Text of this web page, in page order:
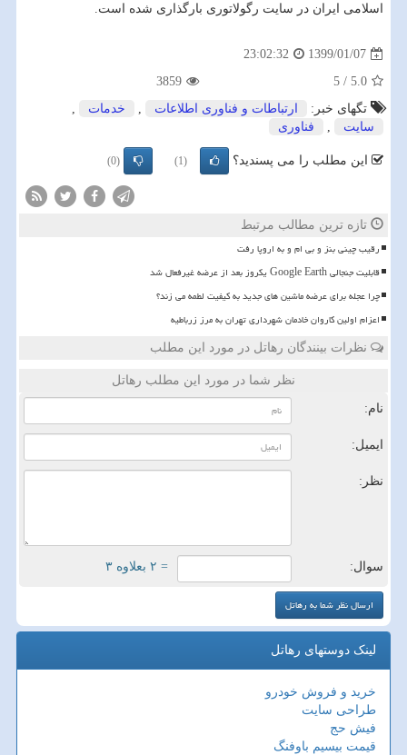
اسلامی ایران در سایت رگولاتوری بارگذاری شده است.
1399/01/07
23:02:32
5.0
/
5
3859
تگهای خبر:
ارتباطات و فناوری اطلاعات , خدمات
,
سایت
, فناوری
این مطلب را می پسندید؟ (1)
(0)
تازه ترین مطالب مرتبط
رقیب چینی بنز و بی ام و به اروپا رفت
قابلیت جنجالی Google Earth یکروز بعد از عرضه غیرفعال شد
چرا عجله برای عرضه ماشین های جدید به کیفیت لطمه می زند؟
اعزام اولین کاروان خادمان شهرداری تهران به مرز زرباطیه
نظرات بینندگان رهاتل در مورد این مطلب
نظر شما در مورد این مطلب رهاتل
نام:
ایمیل:
نظر:
سوال: = ۲ بعلاوه ۳
لینک دوستهای رهاتل
خرید و فروش خودرو
طراحی سایت
فیش حج
قیمت بیسیم باوفنگ